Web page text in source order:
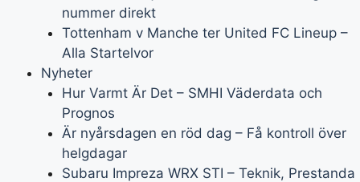
nummer direkt
Tottenham v Manche ter United FC Lineup –
Alla Startelvor
Nyheter
Hur Varmt Är Det – SMHI Väderdata och
Prognos
Är nyårsdagen en röd dag – Få kontroll över
helgdagar
Subaru Impreza WRX STI – Teknik, Prestanda